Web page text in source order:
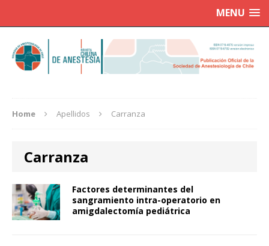
MENU
Home Apellidos Carranza
Carranza
Factores determinantes del
sangramiento intra-operatorio en
amigdalectomía pediátrica